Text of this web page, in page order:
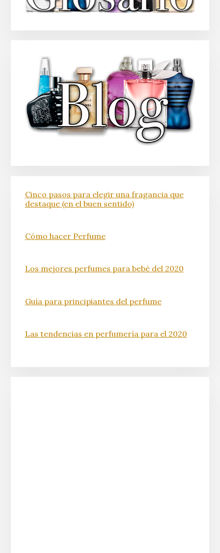
Cinco pasos para elegir una fragancia que
destaque (en el buen sentido)
Cómo hacer Perfume
Los mejores perfumes para bebé del 2020
Guía para principiantes del perfume
Las tendencias en perfumería para el 2020